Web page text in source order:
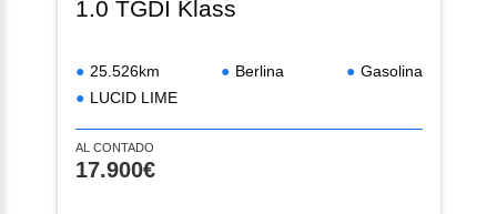
1.0 TGDI Klass
25.526km Berlina
Gasolina
LUCID LIME
AL CONTADO
17.900€